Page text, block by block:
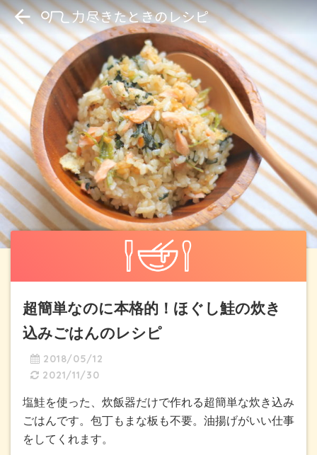
超簡単なのに本格的！ほぐし鮭の炊き
込みごはんのレシピ
2018/05/12
2021/11/30
塩鮭を使った、炊飯器だけで作れる超簡単な炊き込み
ごはんです。包丁もまな板も不要。油揚げがいい仕事
をしてくれます。